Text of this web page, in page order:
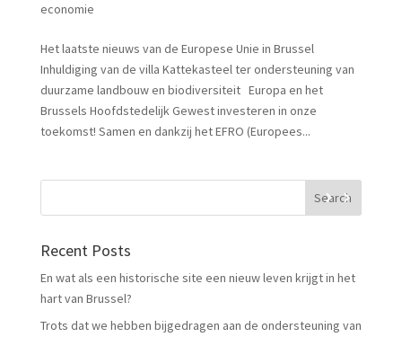
economie
Het laatste nieuws van de Europese Unie in Brussel
Inhuldiging van de villa Kattekasteel ter ondersteuning van
duurzame landbouw en biodiversiteit Europa en het
Brussels Hoofdstedelijk Gewest investeren in onze
toekomst! Samen en dankzij het EFRO (Europees...
Recent Posts
En wat als een historische site een nieuw leven krijgt in het
hart van Brussel?
Trots dat we hebben bijgedragen aan de ondersteuning van